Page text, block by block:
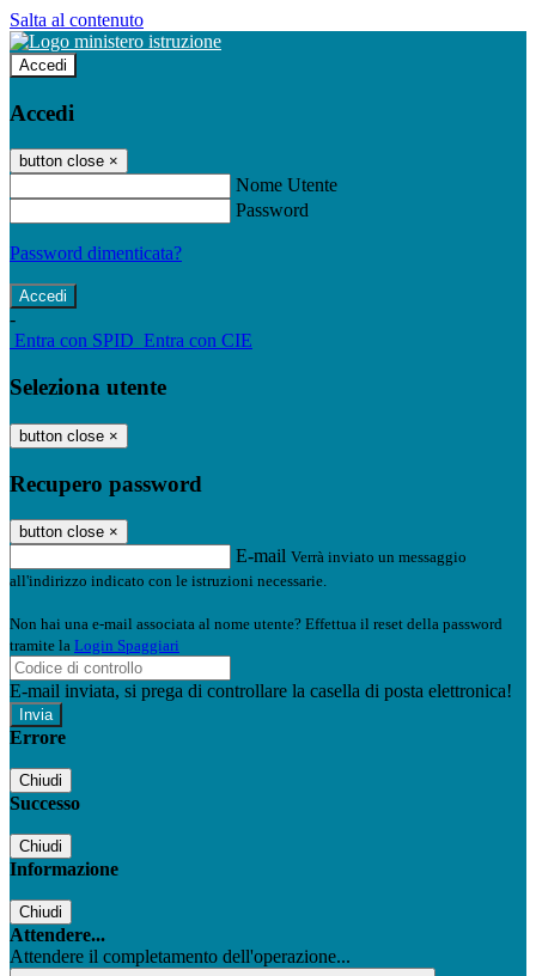
Salta al contenuto
Accedi
Accedi
button close ×
Nome Utente
Password
Password dimenticata?
-
Entra con SPID Entra con CIE
Seleziona utente
button close ×
Recupero password
button close ×
E-mail Verrà inviato un messaggio
all'indirizzo indicato con le istruzioni necessarie.
Non hai una e-mail associata al nome utente? Effettua il reset della password
tramite la Login Spaggiari
E-mail inviata, si prega di controllare la casella di posta elettronica!
Errore
Chiudi
Successo
Chiudi
Informazione
Chiudi
Attendere...
Attendere il completamento dell'operazione...